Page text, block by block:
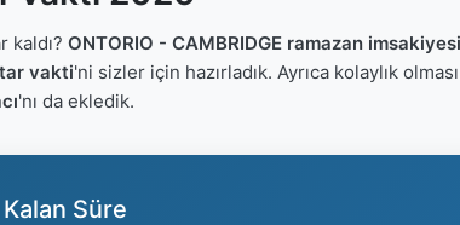
kaldı? ONTORIO - CAMBRIDGE ramazan imsakiyesi
vakti'ni sizler için hazırladık. Ayrıca kolaylık
'nı da ekledik.
Süre